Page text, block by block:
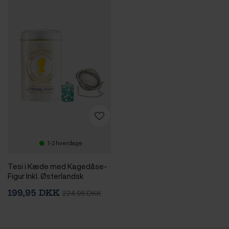
1-2 hverdage
Tesi i Kæde med Kagedåse-
Figur Inkl. Østerlandsk
199,95 DKK 224,95 DKK